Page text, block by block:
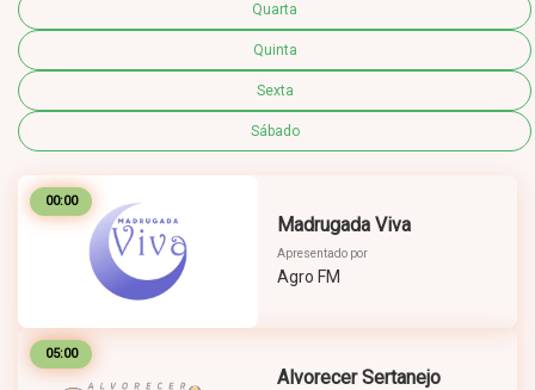
Quarta
Quinta
Sexta
Sábado
00:00
Madrugada Viva
Apresentado por
Agro FM
05:00
Alvorecer Sertanejo